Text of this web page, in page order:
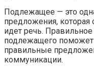
Подлежащее — это
предложения, которая
идет речь.
подлежащего поможет
правильные
коммуникации.